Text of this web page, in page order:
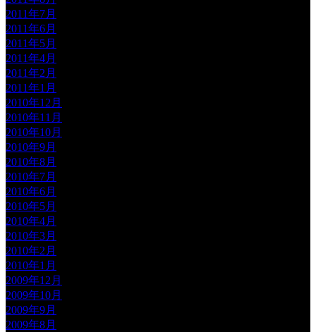
2011年7月
2011年6月
2011年5月
2011年4月
2011年2月
2011年1月
2010年12月
2010年11月
2010年10月
2010年9月
2010年8月
2010年7月
2010年6月
2010年5月
2010年4月
2010年3月
2010年2月
2010年1月
2009年12月
2009年10月
2009年9月
2009年8月